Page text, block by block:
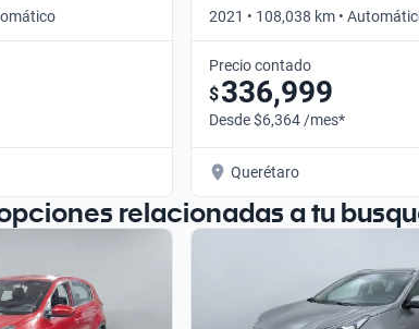
2021 • 108,038 km •
Precio contado
$336,999
Desde $6,364 /mes*
Querétaro
relacionadas a tu